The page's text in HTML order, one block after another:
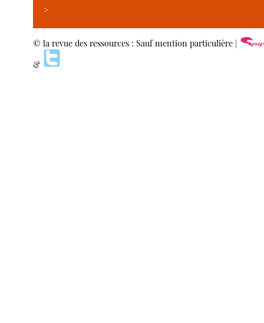
>
© la revue des ressources : Sauf mention particulière |
&